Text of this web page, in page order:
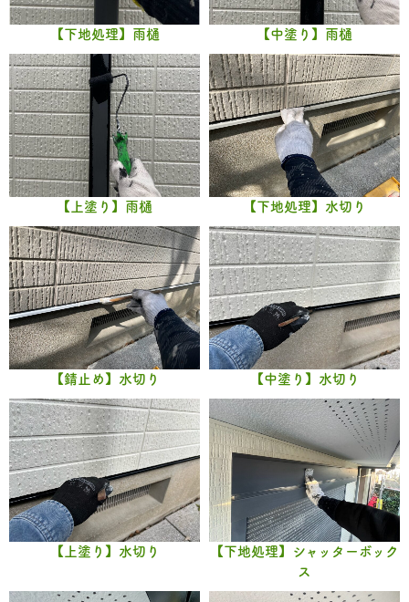
【下地処理】雨樋 【中塗り】雨樋
【上塗り】雨樋 【下地処理】水切り
【錆止め】水切り 【中塗り】水切り
【上塗り】水切り
【下地処理】シャッターボック
ス